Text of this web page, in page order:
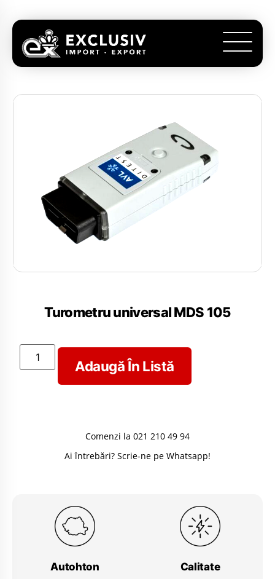
Turometru universal MDS 105
Adaugă În Listă
Comenzi la 021 210 49 94
Ai întrebări? Scrie-ne pe Whatsapp!
Autohton Calitate